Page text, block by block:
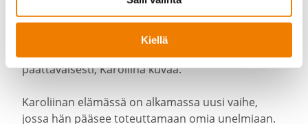
Kiellä
– 20 vuoden kokemus hälytys­osas­tossa on tuonut
päättä­väi­sesti, Karoliina kuvaa.
Karoliinan elämässä on alkamassa uusi vaihe,
jossa hän pääsee toteut­tamaan omia unelmiaan.